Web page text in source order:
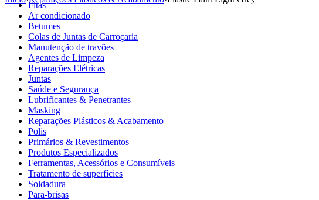
Fitas
Ar condicionado
Betumes
Colas de Juntas de Carroçaria
Manutenção de travões
Agentes de Limpeza
Reparações Elétricas
Juntas
Saúde e Segurança
Lubrificantes & Penetrantes
Masking
Reparações Plásticos & Acabamento
Polis
Primários & Revestimentos
Produtos Especializados
Ferramentas, Acessórios e Consumíveis
Tratamento de superfícies
Soldadura
Para-brisas